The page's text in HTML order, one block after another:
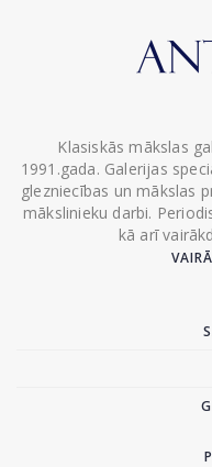
Klasiskās mākslas
1991.gada. Galerijas
glezniecības un mākslas
mākslinieku darbi.
kā arī